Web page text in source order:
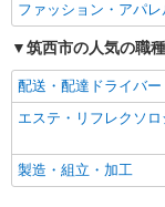
ファッション・アパレ
筑西市の人気の職
配送・配達ドライバー
エステ・リフレクソロ
製造・組立・加工